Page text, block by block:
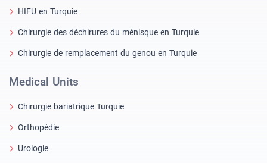
HIFU en Turquie
Chirurgie des déchirures du ménisque en Turquie
Chirurgie de remplacement du genou en Turquie
Medical Units
Chirurgie bariatrique Turquie
Orthopédie
Urologie